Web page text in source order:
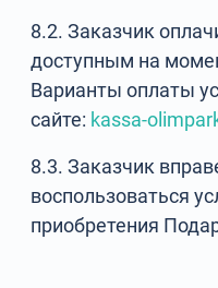
8.2. Заказчик
доступным на
Варианты оплаты
сайте: kassa-
8.3. Заказчик
воспользоваться
приобретения